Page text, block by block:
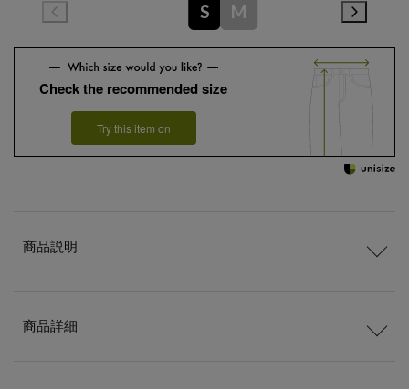
S M
Check the recommended size
Try this item on
商品説明
商品詳細